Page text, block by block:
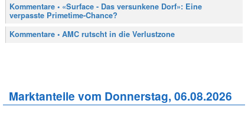
Kommentare • «Surface - Das versunkene Dorf»: Eine
verpasste Primetime-Chance?
Kommentare • AMC rutscht in die Verlustzone
Marktanteile vom Donnerstag, 06.08.2026